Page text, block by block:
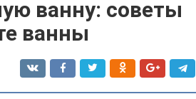
ванну: советы
ванны